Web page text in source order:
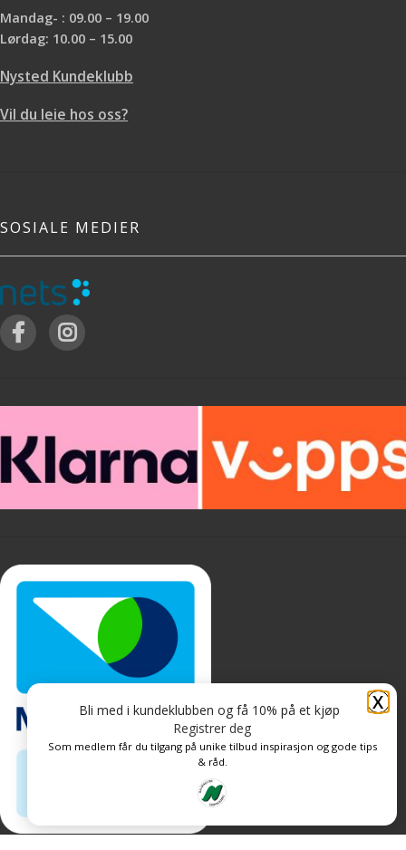
Mandag- : 09.00 – 19.00
Lørdag: 10.00 – 15.00
Nysted Kundeklubb
Vil du leie hos oss?
SOSIALE MEDIER
X
Bli med i kundeklubben og få 10% på et kjøp
Registrer deg
Som medlem får du tilgang på unike tilbud inspirasjon og gode tips
& råd.